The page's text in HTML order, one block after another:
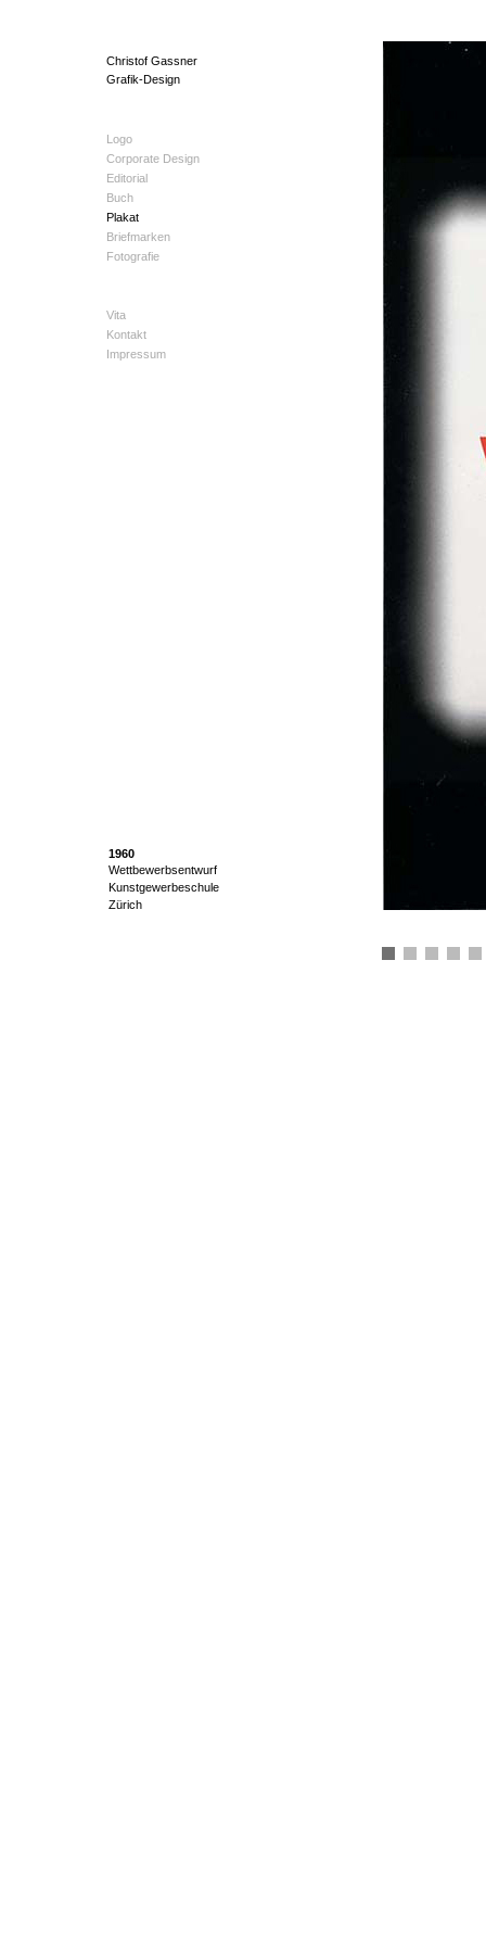
Christof Gassner
Grafik-Design
Logo
Corporate Design
Editorial
Buch
Plakat
Briefmarken
Fotografie
Vita
Kontakt
Impressum
1960
Wettbewerbsentwurf
Kunstgewerbeschule
Zürich